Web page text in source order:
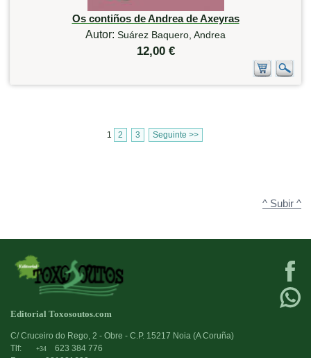
Os contiños de Andrea de Axeyras
Autor: Suárez Baquero, Andrea
12,00 €
1 2 3 Seguinte >>
^ Subir ^
Editorial Toxosoutos.com
C/ Cruceiro do Rego, 2 - Obre - C.P. 15217 Noia (A Coruña)
Tlf:
+34
623 384 776